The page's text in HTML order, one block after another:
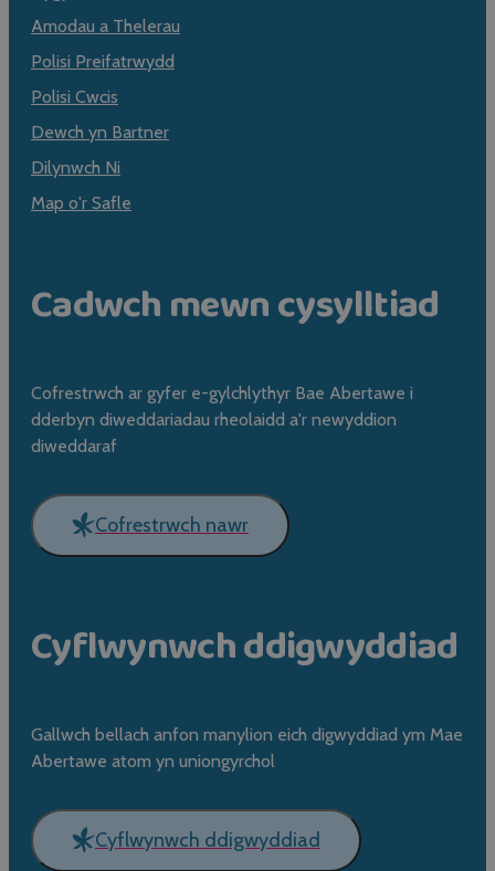
Amodau a Thelerau
Polisi Preifatrwydd
Polisi Cwcis
Dewch yn Bartner
Dilynwch Ni
Map o'r Safle
Cadwch mewn cysylltiad
Cofrestrwch ar gyfer e-gylchlythyr Bae Abertawe i
dderbyn diweddariadau rheolaidd a'r newyddion
diweddaraf
Cofrestrwch nawr
Cyflwynwch ddigwyddiad
Gallwch bellach anfon manylion eich digwyddiad ym Mae
Abertawe atom yn uniongyrchol
Cyflwynwch ddigwyddiad